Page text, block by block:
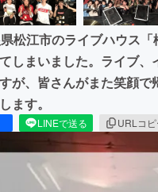
松江市のライブハウス
しまいました。ライブ
が、皆さんがまた笑顔
ます。
LINEで送る URLコ